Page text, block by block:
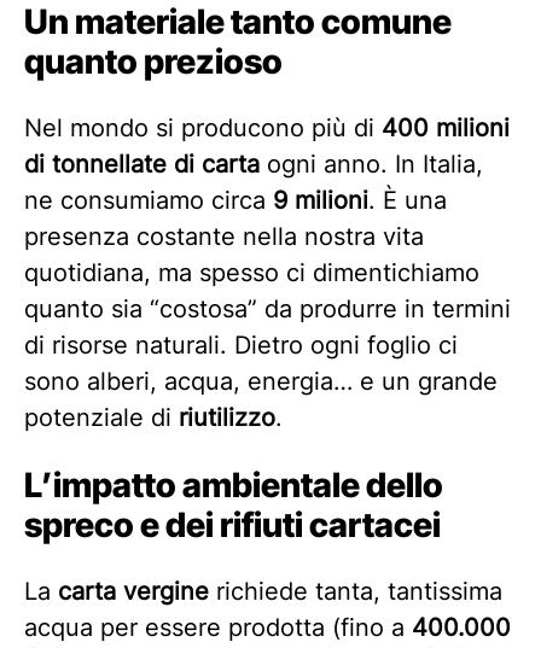
Un materiale tanto comune
quanto prezioso
Nel mondo si producono più di 400 milioni
di tonnellate di carta ogni anno. In Italia,
ne consumiamo circa 9 milioni. È una
presenza costante nella nostra vita
quotidiana, ma spesso ci dimentichiamo
quanto sia “costosa” da produrre in termini
di risorse naturali. Dietro ogni foglio ci
sono alberi, acqua, energia… e un grande
potenziale di riutilizzo.
L’impatto ambientale dello
spreco e dei rifiuti cartacei
La carta vergine richiede tanta, tantissima
acqua per essere prodotta (fino a 400.000